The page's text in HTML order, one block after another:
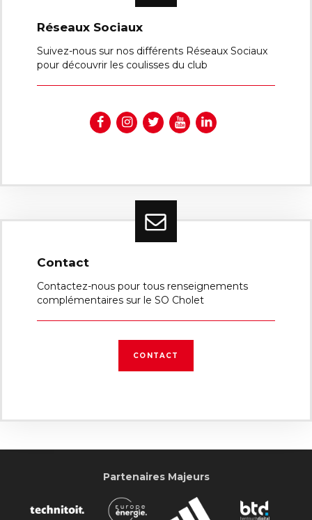
Réseaux Sociaux
Suivez-nous sur nos différents Réseaux Sociaux
pour découvrir les coulisses du club
Contact
Contactez-nous pour tous renseignements
complémentaires sur le SO Cholet
CONTACT
Partenaires Majeurs